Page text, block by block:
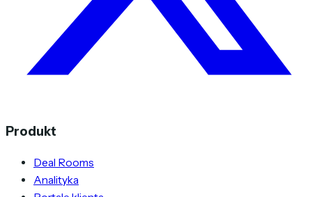
Produkt
Deal Rooms
Analityka